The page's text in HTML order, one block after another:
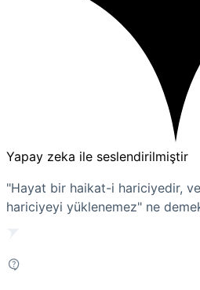
Yapay zeka ile seslendirilmiştir
"Hayat bir haikat-i hariciyedir,
hariciyeyi yüklenemez" ne